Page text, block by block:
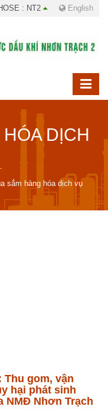
: NT2 English
DỊCH
sắm hàng hóa dịch vụ
Thu gom, vận
hại phát sinh
NMĐ Nhơn Trạch